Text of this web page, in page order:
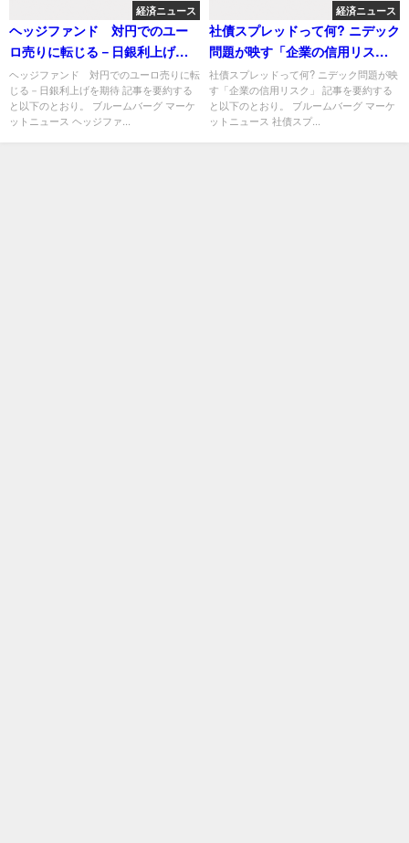
経済ニュース
ヘッジファンド 対円でのユー
ロ売りに転じる－日銀利上げを
期待
ヘッジファンド 対円でのユーロ売りに転
じる－日銀利上げを期待 記事を要約する
と以下のとおり。 ブルームバーグ マーケ
ットニュース ヘッジファ...
経済ニュース
社債スプレッドって何? ニデック
問題が映す「企業の信用リス
ク」
社債スプレッドって何? ニデック問題が映
す「企業の信用リスク」 記事を要約する
と以下のとおり。 ブルームバーグ マーケ
ットニュース 社債スプ...